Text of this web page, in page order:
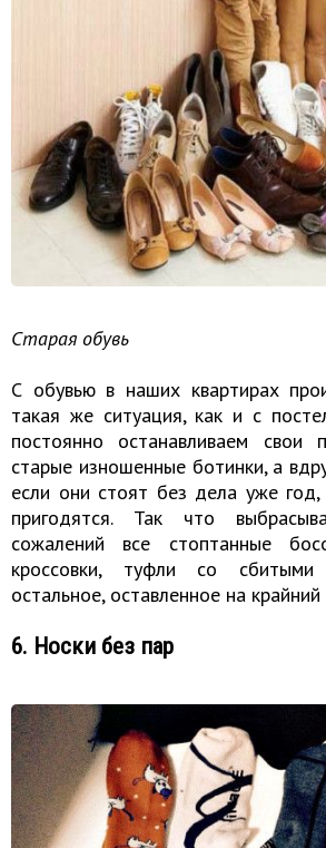
Старая обувь
С обувью в наших квартирах
такая же ситуация, как и с
постоянно останавливаем свои
старые изношенные ботинки, а
если они стоят без дела уже год,
пригодятся. Так что
сожалений все стоптанные
кроссовки, туфли со
остальное, оставленное на крайний
6. Носки без пар